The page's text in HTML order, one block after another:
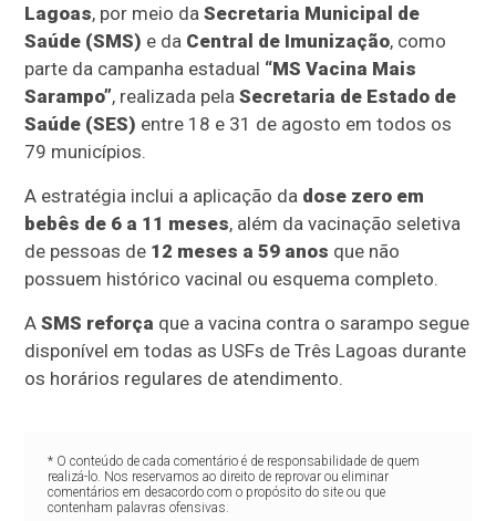
Lagoas, por meio daSecretaria Municipal de
Saúde (SMS) e da Central de Imunização, como
parte da campanha estadual “MS Vacina Mais
Sarampo”, realizada pelaSecretaria de Estado de
Saúde (SES) entre 18 e 31 de agosto em todos os
79 municípios.
A estratégia inclui a aplicação da dose zero em
bebês de 6 a 11 meses, além da vacinação seletiva
de pessoas de 12 meses a 59 anos que não
possuem histórico vacinal ou esquema completo.
ASMS reforça que a vacina contra o sarampo segue
disponível em todas as USFs de Três Lagoas durante
os horários regulares de atendimento.
* O conteúdo de cada comentário é de responsabilidade de quem
realizá-lo. Nos reservamos ao direito de reprovar ou eliminar
comentários em desacordo com o propósito do site ou que
contenham palavras ofensivas.